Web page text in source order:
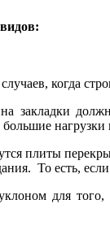
когда
закладки
плиты
То есть,
для